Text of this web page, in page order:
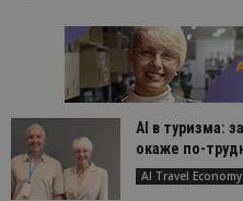
AI в туризма:
окаже по-
AI Travel